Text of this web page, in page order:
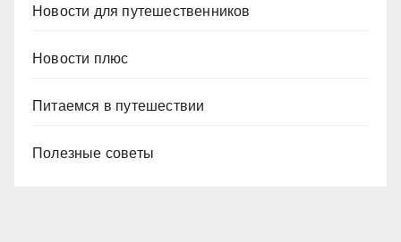
Новости для путешественников
Новости плюс
Питаемся в путешествии
Полезные советы